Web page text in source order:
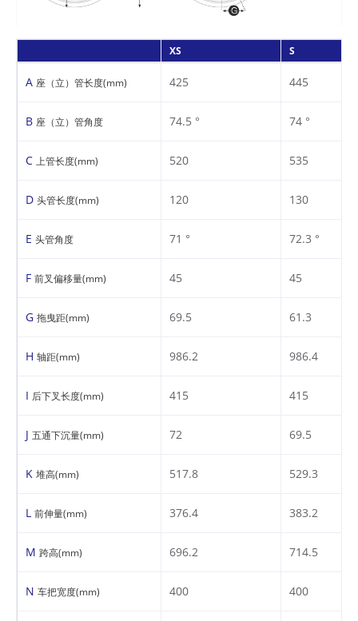
XS S
A 座（立）管长度(mm) 425 445
B 座（立）管角度 74.5 ° 74 °
C 上管长度(mm) 520 535
D 头管长度(mm) 120 130
E 头管角度 71 ° 72.3 °
F 前叉偏移量(mm) 45 45
G 拖曳距(mm) 69.5 61.3
H 轴距(mm) 986.2 986.4
I 后下叉长度(mm) 415 415
J 五通下沉量(mm) 72 69.5
K 堆高(mm) 517.8 529.3
L 前伸量(mm) 376.4 383.2
M 跨高(mm) 696.2 714.5
N 车把宽度(mm) 400 400